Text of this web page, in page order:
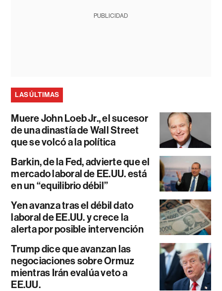
PUBLICIDAD
LAS ÚLTIMAS
Muere John Loeb Jr., el sucesor
de una dinastía de Wall Street
que se volcó a la política
Barkin, de la Fed, advierte que el
mercado laboral de EE.UU. está
en un “equilibrio débil”
Yen avanza tras el débil dato
laboral de EE.UU. y crece la
alerta por posible intervención
Trump dice que avanzan las
negociaciones sobre Ormuz
mientras Irán evalúa veto a
EE.UU.